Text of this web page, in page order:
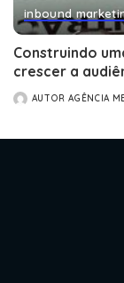
inbound
Construindo
crescer a
POSTEDAUTOR AGÊNCIA